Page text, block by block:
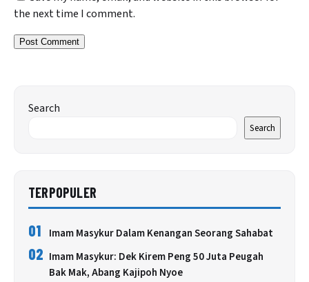
the next time I comment.
Search
Search
TERPOPULER
01 Imam Masykur Dalam Kenangan Seorang Sahabat
02 Imam Masykur: Dek Kirem Peng 50 Juta Peugah
Bak Mak, Abang Kajipoh Nyoe